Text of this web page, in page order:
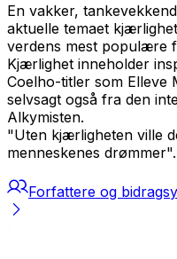
En vakker,
aktuelle temaet
verdens mest populære
Kjærlighet inneholder
Coelho-titler som Elleve
selvsagt også fra den
Alkymisten.
"Uten kjærligheten ville
menneskenes drømmer".
Forfattere og